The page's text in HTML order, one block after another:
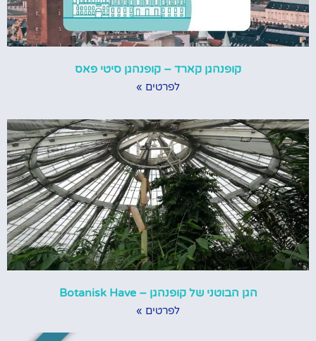
קופנהגן קארד – קופנהגן סיטי פאס
לפרטים »
הגן הבוטני של קופנהגן – Botanisk Have
לפרטים »